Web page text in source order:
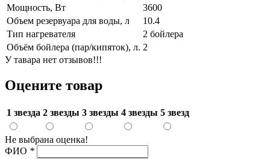
Мощность, Вт
3600
Объем резервуара для воды, л
10.4
Тип нагревателя
2 бойлера
Объём бойлера (пар/кипяток), л. 2
У тавара нет отзывов!!!
Оцените товар
1 звезда 2 звезды 3 звезды 4 звезды 5 звезд
Не выбрана оценка!
ФИО *